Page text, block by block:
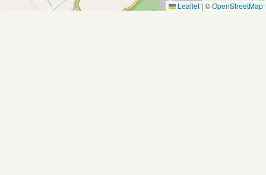
Leaflet | ©OpenStreetMap